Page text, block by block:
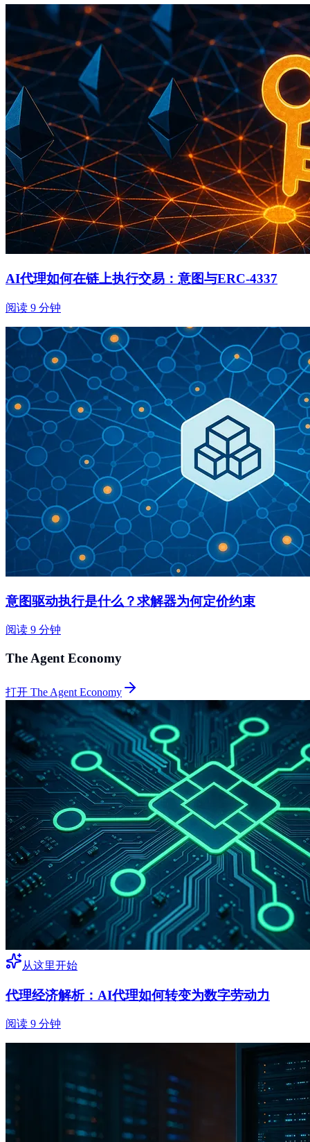
AI代理如何在链上执行交易：意图与ERC-4337
阅读 9 分钟
意图驱动执行是什么？求解器为何定价约束
阅读 9 分钟
The Agent Economy
打开 The Agent Economy
从这里开始
代理经济解析：AI代理如何转变为数字劳动力
阅读 9 分钟